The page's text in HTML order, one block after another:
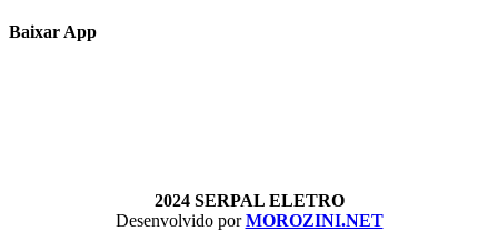
Baixar App
2024 SERPAL ELETRO
Desenvolvido porMOROZINI.NET